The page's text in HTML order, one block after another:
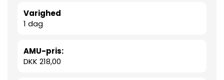
Varighed
1 dag
AMU-pris:
DKK 218,00